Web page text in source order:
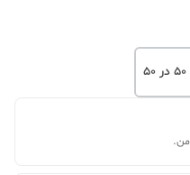
۵۰ در ۵۰